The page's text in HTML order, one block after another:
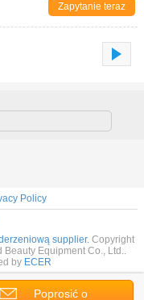
Zapytanie teraz
Poprosić o
Policy
supplier. Copyright
Equipment Co., Ltd..
by ECER